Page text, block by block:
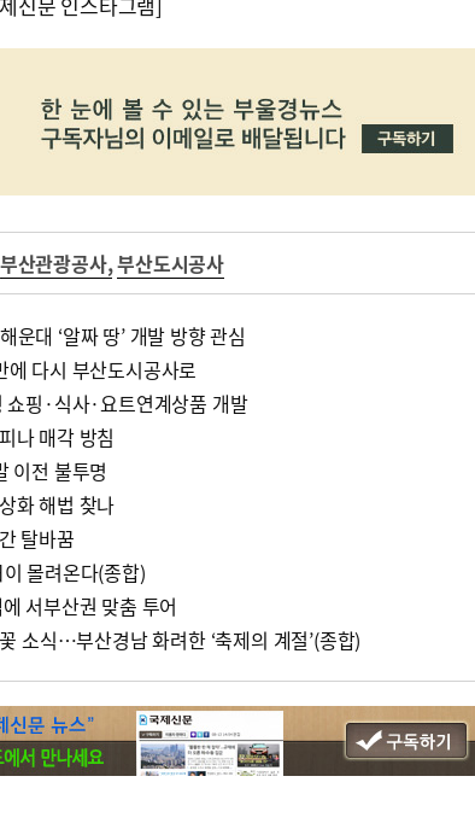
부산관광공사,부산도시공사
대 ‘알짜 땅’ 개발 방향 관심
다시 부산도시공사로
쇼핑·식사·요트연계상품 개발
나 매각 방침
이전 불투명
화 해법 찾나
탈바꿈
몰려온다(종합)
서부산권 맞춤 투어
소식…부산경남 화려한 ‘축제의 계절’(종합)